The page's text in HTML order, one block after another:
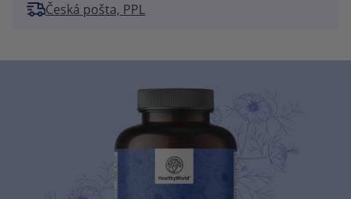
Česká pošta, PPL